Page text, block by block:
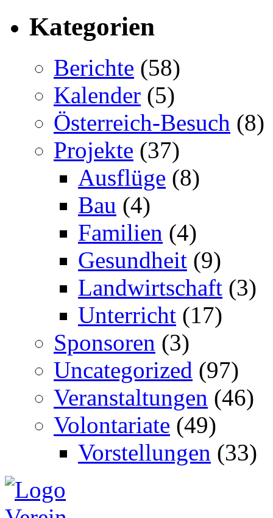
Kategorien
Berichte (58)
Kalender (5)
Österreich-Besuch (8)
Projekte (37)
Ausflüge (8)
Bau (4)
Familien (4)
Gesundheit (9)
Landwirtschaft (3)
Unterricht (17)
Sponsoren (3)
Uncategorized (97)
Veranstaltungen (46)
Volontariate (49)
Vorstellungen (33)